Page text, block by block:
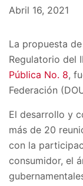
Abril 16, 2021
La propuesta
Regulatorio del
Pública No. 8,
Federación
El desarrollo y
más de 20
con la
consumidor, el